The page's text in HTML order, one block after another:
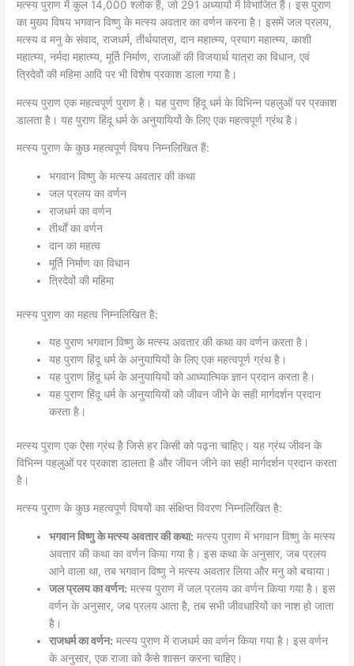
मत्स्य पुराण में कुल 14,000 श्लोक हैं, जो 291 अध्यायों में विभाजित हैं। इस पुराण
का मुख्य विषय भगवान विष्णु के मत्स्य अवतार का वर्णन करन ा है। इसमें जल प्रलय,
मत्स्य व मनु के संवाद, राजधर्म, तीर्थयात्रा, दान महात्म्य, प्रयाग महात्म्य, काशी
महात्म्य, नर्मदा महात्म्य, मूर्ति निर्माण, राजाओं की विजयार्थ यात्रा का विधान, एवं
त्रिदेवों की महिमा आदि पर भी विशेष प्रकाश डाला गया है ।
मत्स्य पुराण एक महत्वपूर्ण पुराण है। यह पुराण हिंदू धर्म के विभिन्न पहलुओं पर प्रकाश
डालता है। यह पुराण हिंदू धर्म के अनुयायियों के लिए एक महत्वपूर्ण ग्रंथ है।
मत्स्य पुराण के कुछ महत्वपूर्ण विषय निम्नलिखित हैं:
भगवान विष्णु के मत्स्य अवतार की कथा
जल प्रलय का वर्णन
राजधर्म का वर्णन
तीर्थों का वर्णन
दान का महत्व
मूर्ति निर्माण का विधान
त्रिदेवों की महिमा
मत्स्य पुराण का महत्व निम्नलिखित है:
यह पुराण भगवान विष्णु के मत्स्य अवतार की कथा का वर्णन करता है।
यह पुराण हिंदू धर्म के अनुयायियों के लिए एक महत्वपूर्ण ग्रंथ है।
यह पुराण हिंदू धर्म के अनुयायियों को आध्यात्मिक ज्ञान प्रदान करता है।
यह पुराण हिंदू धर्म के अनुयायियों को जीवन जीने के सही मार्गदर्शन प्रदान
करता है।
मत्स्य पुराण एक ऐसा ग्रंथ है जिसे हर किसी को पढ़ना चाहिए। यह ग्रंथ जीवन के
विभिन्न पहलुओं पर प्रकाश डालता है और जीवन जीने का सही मार्गदर्शन प्रदान करता
है।
मत्स्य पुराण के कुछ महत्वपूर्ण विषयों का संक्षिप्त विवरण निम्नलिखित है:
भगवान विष्णु के मत्स्य अवतार की कथा: मत्स्य पुराण में भगवान विष्णु के मत्स्य
अवतार की कथा का वर्णन किया गया है। इस कथा के अनुसार, जब प्रलय
आने वाला था, तब भगवान विष्णु ने मत्स्य अवतार लिया और मनु को बचाया।
जल प्रलय का वर्णन: मत्स्य पुराण में जल प्रलय का वर्णन किया गया है। इस
वर्णन के अनुसार, जब प्रलय आता है, तब सभी जीवधारियों का नाश हो जाता
है।
राजधर्म का वर्णन: मत्स्य पुराण में राजधर्म का वर्णन किया गया है। इस वर्णन
के अनुसार, एक राजा को कैसे शासन करना चाहिए।